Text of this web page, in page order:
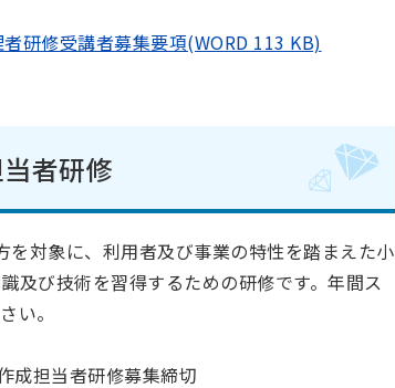
研修受講者募集要項(WORD 113 KB)
者研修
対象に、利用者及び事業の特性を踏まえた小
及び技術を習得するための研修です。年間ス
い。
成担当者研修募集締切